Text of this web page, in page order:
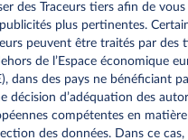
Offre spéciale
Prime éco de 6 000 € incl.
*km/an
des Traceurs tiers afin de
plus pertinentes.
peuvent être traités par des
de l’Espace économique
dans des pays ne bénéficiant
décision d’adéquation des
compétentes en
des données. Dans ce cas,